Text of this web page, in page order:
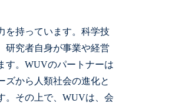
を持っています。科学技
研究者自身が事業や経営
す。WUVのパートナーは
ズから人類社会の進化と
。その上で、WUVは、会